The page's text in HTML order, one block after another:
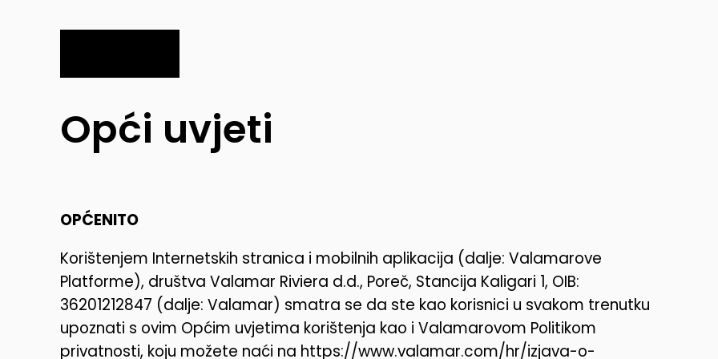
Opći uvjeti
OPĆENITO
Korištenjem Internetskih stranica i mobilnih aplikacija (dalje: Valamarove
Platforme), društva Valamar Riviera d.d., Poreč, Stancija Kaligari 1, OIB:
36201212847 (dalje: Valamar) smatra se da ste kao korisnici u svakom trenutku
upoznati s ovim Općim uvjetima korištenja kao i Valamarovom Politikom
privatnosti, koju možete naći na https://www.valamar.com/hr/izjava-o-